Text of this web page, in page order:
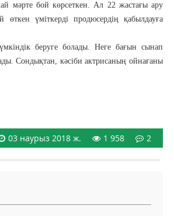
мәрте бой көрсеткен. Ал 22 жастағы ару
өткен үміткерді продюсердің қабылдауға
беруге болады. Неге бағын сынап
Сондықтан, кәсіби актрисаның ойнағаны
03 наурыз 2018 ж. 1 958 2